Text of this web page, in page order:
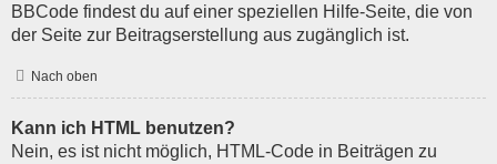
BBCode findest du auf einer speziellen Hilfe-Seite, die von
der Seite zur Beitragserstellung aus zugänglich ist.
Nach oben
Kann ich HTML benutzen?
Nein, es ist nicht möglich, HTML-Code in Beiträgen zu